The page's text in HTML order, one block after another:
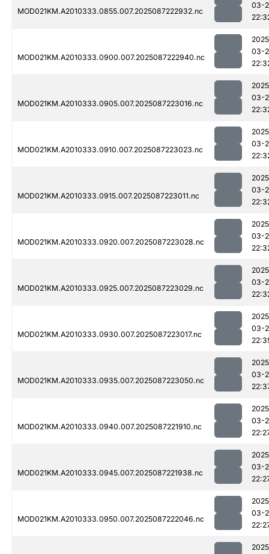
MOD021KM.A2010333.0855.007.2025087222932.nc
03-
MOD021KM.A2010333.0900.007.2025087222940.nc
03-
MOD021KM.A2010333.0905.007.2025087223016.nc
03-
MOD021KM.A2010333.0910.007.2025087223023.nc
03-
MOD021KM.A2010333.0915.007.2025087223011.nc
03-
MOD021KM.A2010333.0920.007.2025087223028.nc
03-
MOD021KM.A2010333.0925.007.2025087223029.nc
03-
MOD021KM.A2010333.0930.007.2025087223017.nc
03-
MOD021KM.A2010333.0935.007.2025087223050.nc
03-
MOD021KM.A2010333.0940.007.2025087221910.nc
03-
MOD021KM.A2010333.0945.007.2025087221938.nc
03-
MOD021KM.A2010333.0950.007.2025087222046.nc
03-